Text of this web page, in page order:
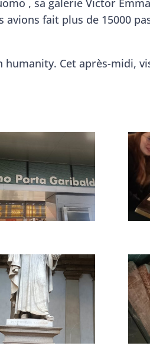
fait plus de 15000
Cet après-midi,